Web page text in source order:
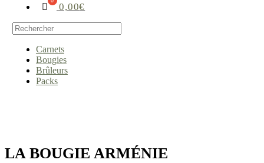
0,00€
Carnets
Bougies
Brûleurs
Packs
LA BOUGIE ARMÉNIE